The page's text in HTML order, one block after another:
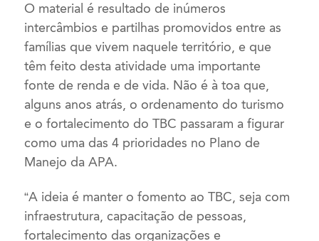
O material é resultado de inúmeros
intercâmbios e partilhas promovidos entre as
famílias que vivem naquele território, e que
têm feito desta atividade uma importante
fonte de renda e de vida. Não é à toa que,
alguns anos atrás, o ordenamento do turismo
e o fortalecimento do TBC passaram a figurar
como uma das 4 prioridades no Plano de
Manejo da APA.
“A ideia é manter o fomento ao TBC, seja com
infraestrutura, capacitação de pessoas,
fortalecimento das organizações e